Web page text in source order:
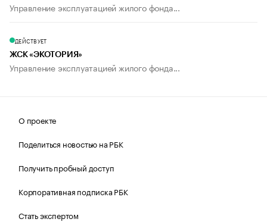
Управление эксплуатацией жилого фонда...
ДЕЙСТВУЕТ
ЖСК «ЭКОТОРИЯ»
Управление эксплуатацией жилого фонда...
О проекте
Поделиться новостью на РБК
Получить пробный доступ
Корпоративная подписка РБК
Стать экспертом